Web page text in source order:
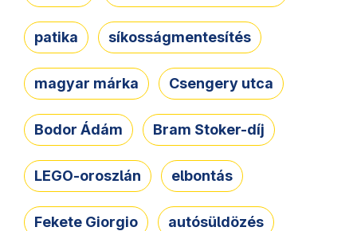
patika síkosságmentesítés
magyar márka Csengery utca
Bodor Ádám Bram Stoker-díj
LEGO-oroszlán elbontás
Fekete Giorgio autósüldözés